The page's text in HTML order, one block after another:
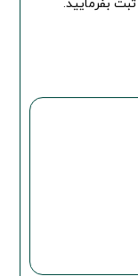
بفرمایید.